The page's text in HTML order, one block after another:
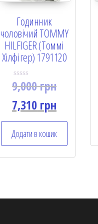
Годинник
чоловічий TOMMY
HILFIGER (Томмі
Хілфігер) 1791120
R
a
t
e
d
0
o
u
t
f
9,000грн
7,310 грн
Додати в кошик